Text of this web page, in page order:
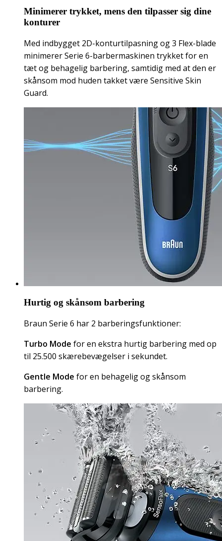
Minimerer trykket, mens den tilpasser sig dine
konturer
Med indbygget 2D-konturtilpasning og 3 Flex-blade
minimerer Serie 6-barbermaskinen trykket for en
tæt og behagelig barbering, samtidig med at den er
skånsom mod huden takket være Sensitive Skin
Guard.
Hurtig og skånsom barbering
Braun Serie 6 har 2 barberingsfunktioner:
Turbo Mode for en ekstra hurtig barbering med op
til 25.500 skærebevægelser i sekundet.
Gentle Mode for en behagelig og skånsom
barbering.